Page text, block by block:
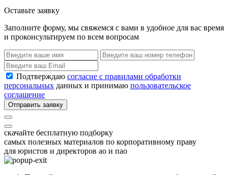
Оставьте заявку
Заполните форму, мы свяжемся с вами в удобное для вас время
и проконсультируем по всем вопросам
Подтверждаю согласие с правилами обработки
персональных данных и принимаю пользовательское
соглашение
Отправить заявку
скачайте бесплатную подборку
самых полезных материалов по корпоративному праву
для юристов и директоров ао и пао